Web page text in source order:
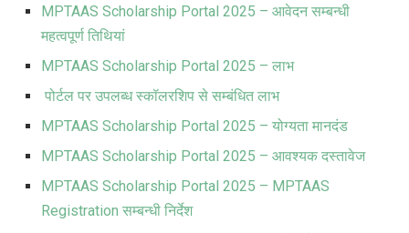
MPTAAS Scholarship Portal 2025 – आवेदन सम्बन्धी
महत्वपूर्ण तिथियां
MPTAAS Scholarship Portal 2025 – लाभ
पोर्टल पर उपलब्ध स्कॉलरशिप से सम्बंधित लाभ
MPTAAS Scholarship Portal 2025 – योग्यता मानदंड
MPTAAS Scholarship Portal 2025 – आवश्यक दस्तावेज
MPTAAS Scholarship Portal 2025 – MPTAAS
Registration सम्बन्धी निर्देश